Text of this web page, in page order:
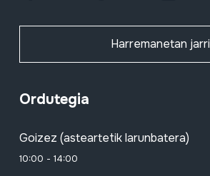
Harremanetan jarri
Ordutegia
Goizez (asteartetik larunbatera)
10:00 - 14:00